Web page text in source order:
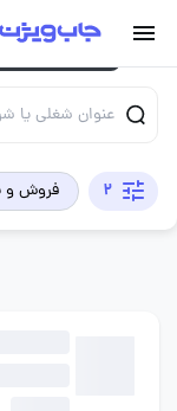
عنوان شغلی یا
2 فروش و
خود را